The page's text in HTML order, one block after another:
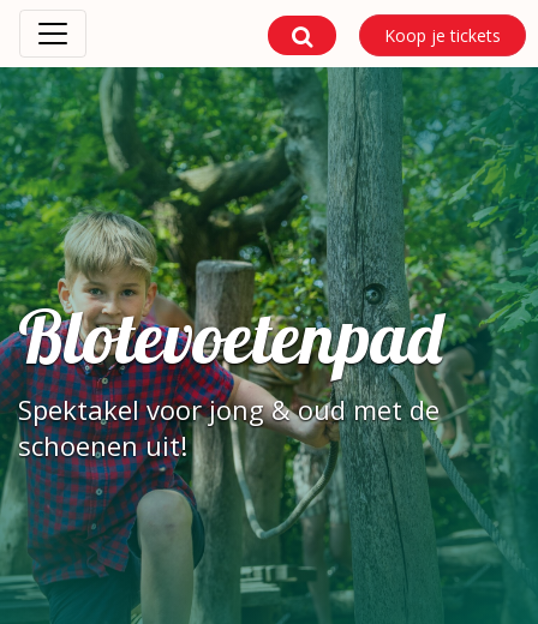
Koop je tickets
Blotevoetenpad
Spektakel voor jong & oud met de
schoenen uit!